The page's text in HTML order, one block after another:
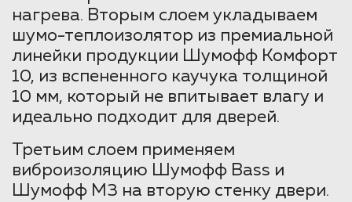
нагрева. Вторым слоем укладываем
шумо-теплоизолятор из премиальной
линейки продукции Шумофф Комфорт
10, из вспененного каучука толщиной
10 мм, который не впитывает влагу и
идеально подходит для дверей.
Третьим слоем применяем
виброизоляцию Шумофф Bass и
Шумофф М3 на вторую стенку двери.